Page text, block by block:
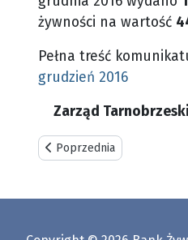
żywności na wartość
Pełna treść
grudzień 2016
Zarząd
Poprzednia strona:
Poprzednia